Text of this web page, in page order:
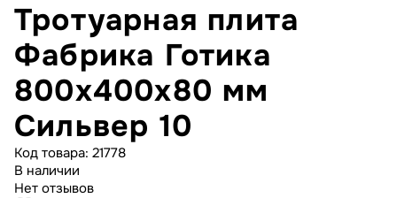
Тротуарная плита
Фабрика Готика
800х400х80 мм
Сильвер 10
Код товара: 21778
В наличии
Нет отзывов